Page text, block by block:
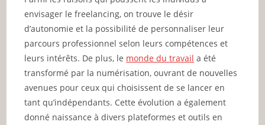
envisager le freelancing, on trouve le désir
d’autonomie et la possibilité de personnaliser leur
parcours professionnel selon leurs compétences et
leurs intérêts. De plus, le monde du travail a été
transformé par la numérisation, ouvrant de nouvelles
avenues pour ceux qui choisissent de se lancer en
tant qu’indépendants. Cette évolution a également
donné naissance à divers plateformes et outils en